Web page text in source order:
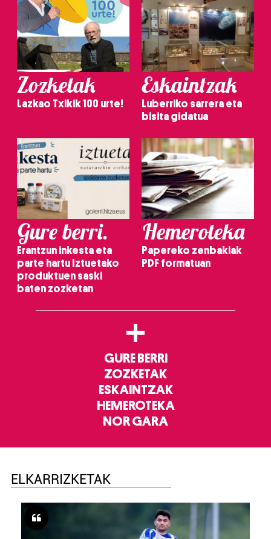
Zozketak
Lazkao Txikik 100 urte!
Eskaintzak
Luberriko sarrera eta
bisita gidatua
Gure berri.
Erantzun inkesta eta
parte hartu Iztuetako
produktuen saski
baten zozketan
Hemeroteka
Papereko zenbakiak
PDF formatuan
+
GURE BERRI
ZOZKETAK
ESKAINTZAK
HEMEROTEKA
NOR GARA
ELKARRIZKETAK